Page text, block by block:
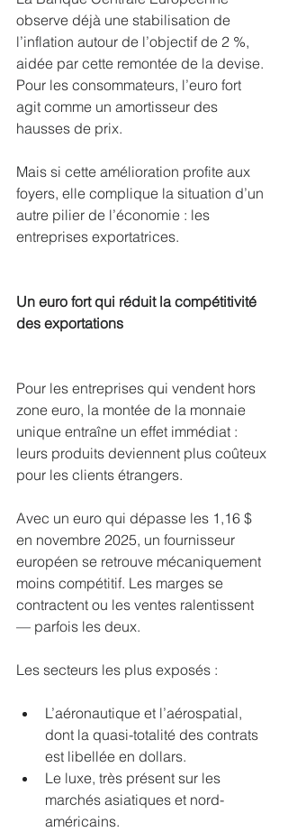
observe déjà une stabilisation de
l’inflation autour de l’objectif de 2 %,
aidée par cette remontée de la devise.
Pour les consommateurs, l’euro fort
agit comme un amortisseur des
hausses de prix.
Mais si cette amélioration profite aux
foyers, elle complique la situation d’un
autre pilier de l’économie : les
entreprises exportatrices.
Un euro fort qui réduit la compétitivité
des exportations
Pour les entreprises qui vendent hors
zone euro, la montée de la monnaie
unique entraîne un effet immédiat :
leurs produits deviennent plus coûteux
pour les clients étrangers.
Avec un euro qui dépasse les 1,16 $
en novembre 2025, un fournisseur
européen se retrouve mécaniquement
moins compétitif. Les marges se
contractent ou les ventes ralentissent
— parfois les deux.
Les secteurs les plus exposés :
L’aéronautique et l’aérospatial,
dont la quasi-totalité des contrats
est libellée en dollars.
Le luxe, très présent sur les
marchés asiatiques et nord-
américains.